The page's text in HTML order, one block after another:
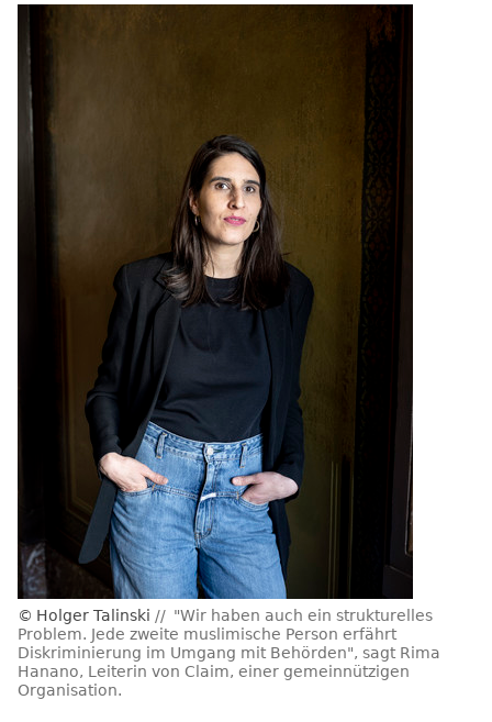
Holger Talinski
"Wir haben auch ein strukturelles
Problem. Jede zweite muslimische Person erfährt
Diskriminierung im Umgang mit Behörden", sagt Rima
Hanano, Leiterin von Claim, einer gemeinnützigen
Organisation.